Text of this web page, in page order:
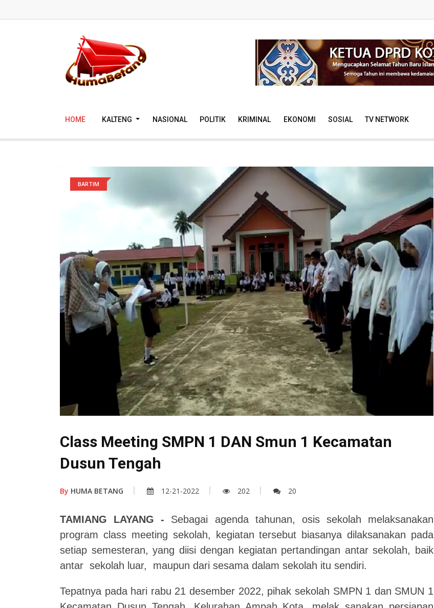
HOME KALTENG NASIONAL POLITIK KRIMINAL EKONOMI SOSIAL TV NETWORK
BARTIM
Class Meeting SMPN 1 DAN Smun 1 Kecamatan
Dusun Tengah
By HUMA BETANG 12-21-2022 202 20
TAMIANG LAYANG - Sebagai agenda tahunan, osis sekolah melaksanakan
program class meeting sekolah, kegiatan tersebut biasanya dilaksanakan pada
setiap semesteran, yang diisi dengan kegiatan pertandingan antar sekolah, baik
antar sekolah luar, maupun dari sesama dalam sekolah itu sendiri.
Tepatnya pada hari rabu 21 desember 2022, pihak sekolah SMPN 1 dan SMUN 1